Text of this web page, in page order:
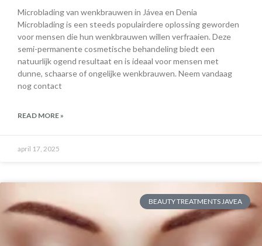
Microblading van wenkbrauwen in Jávea en Denia
Microblading is een steeds populairdere oplossing geworden
voor mensen die hun wenkbrauwen willen verfraaien. Deze
semi-permanente cosmetische behandeling biedt een
natuurlijk ogend resultaat en is ideaal voor mensen met
dunne, schaarse of ongelijke wenkbrauwen. Neem vandaag
nog contact
READ MORE »
april 17, 2025
BEAUTY TREATMENTS JAVEA